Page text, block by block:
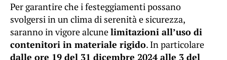
Per garantire che i festeggiamenti possano
svolgersi in un clima di serenità e sicurezza,
saranno in vigore alcunelimitazioni all’uso di
contenitori in materiale rigido. In particolare
dalle ore 19 del 31 dicembre 2024 alle 3 del